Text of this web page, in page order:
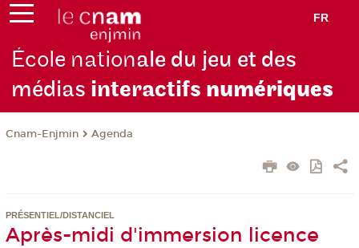
FR
École nationale du jeu et des
médias interactifs numériques
Cnam-Enjmin Agenda
PRÉSENTIEL/DISTANCIEL
Après-midi d'immersion licence